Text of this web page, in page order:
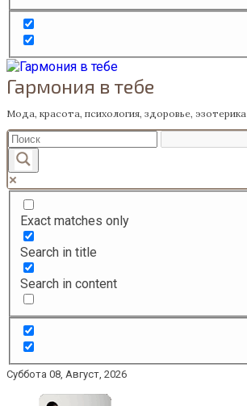
Гармония в тебе
Мода, красота, психология, здоровье, эзотерика
Exact matches only
Search in title
Search in content
Суббота 08, Август, 2026